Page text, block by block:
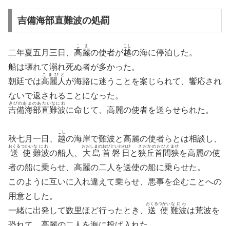
吉備海部直難波の処罰
二年夏五月三日、 高麗
こま
の使者が越
こし
の海に停泊した。
船は壊れて溺れ死ぬ者が多かった。
朝廷では高麗人
こまびと
が海路に迷うことを案じられて、饗応され
ないで返されることになった。
吉備海部直難波
きびのあまのあたいなにわ
に命じて、高麗の使者を送らせられた。
秋七月一日、 越
こし
の海岸で難波と高麗の使者らとは相談し、
送使
おくるつかい
難波
なにわ
の船人、 大島首磐日
おおしまのおびといわれひ
と狭丘首間狭
さおかのおびとませ
を高麗の使
者の船に乗らせ、高麗の二人を送使の船に乗らせた。
このように互いに入れ違えて乗らせ、悪事を企むことへの
用意とした。
一緒に出発して数里ほど行ったとき、 送使
おくるつかい
難波
なにわ
は荒波を